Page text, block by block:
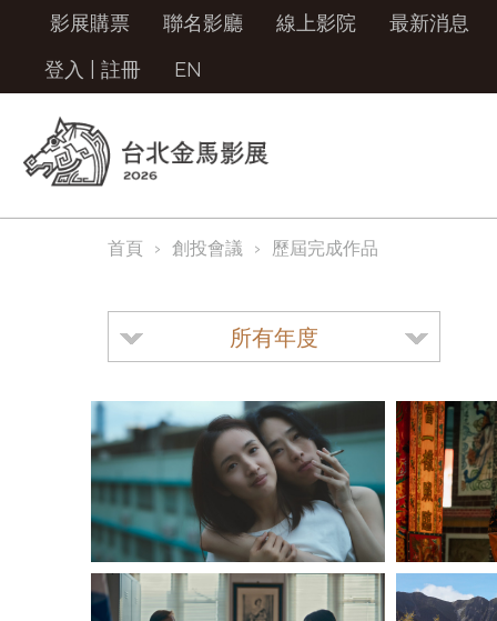
影展購票 聯名影廳 線上影院
最新消息
登入
註冊 EN
首頁 創投會議 歷屆完成作品
所有年度